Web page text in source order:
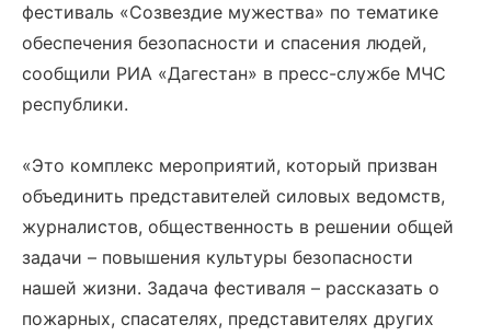
фестиваль «Созвездие мужества» по тематике
обеспечения безопасности и спасения людей,
сообщили РИА «Дагестан» в пресс-службе МЧС
республики.
«Это комплекс мероприятий, который призван
объединить представителей силовых ведомств,
журналистов, общественность в решении общей
задачи – повышения культуры безопасности
нашей жизни. Задача фестиваля – рассказать о
пожарных, спасателях, представителях других